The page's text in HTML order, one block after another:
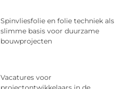
Spinvliesfolie en folie techniek als
slimme basis voor duurzame
bouwprojecten
Vacatures voor